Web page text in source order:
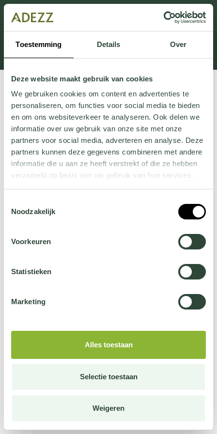
Toestemming Details Over
Deze website maakt gebruik van cookies
We gebruiken cookies om content en advertenties te
personaliseren, om functies voor social media te bieden
en om ons websiteverkeer te analyseren. Ook delen we
informatie over uw gebruik van onze site met onze
partners voor social media, adverteren en analyse. Deze
partners kunnen deze gegevens combineren met andere
informatie die u aan ze heeft verstrekt of die ze hebben
verzameld op basis van uw gebruik van hun services.
jehier.
Noodzakelijk
Voorkeuren
Statistieken
Marketing
Alles toestaan
Selectie toestaan
Weigeren
Dieser Abschnitt wird derzeit gewartet.
Wenn Sie Informationen vermissen, können Sie uns
unter +31 413 395 294 anrufen oder uns unter